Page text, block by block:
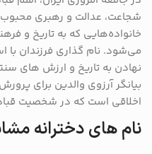
شجاعت، عدالت و رهبری
خانواده‌هایی که به تاریخ و
می‌شود. نام‌ گذاری فرزندان با
‌نهادن به تاریخ و ارزش‌ های
بیانگر آرزوی والدین برای
اخلاقی است که در شخصیت
نام های دخترانه